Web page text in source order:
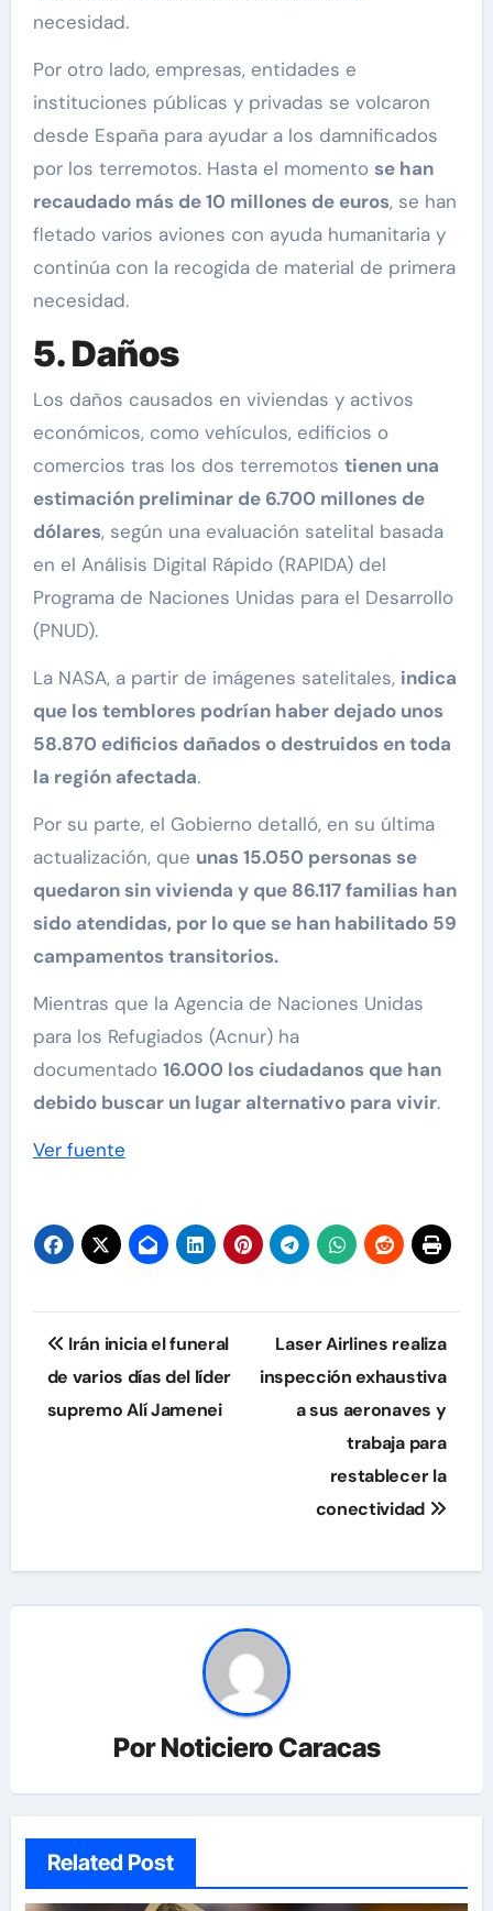
necesidad.
Por otro lado, empresas, entidades e
instituciones públicas y privadas se volcaron
desde España para ayudar a los damnificados
por los terremotos. Hasta el momento se han
recaudado más de 10 millones de euros, se han
fletado varios aviones con ayuda humanitaria y
continúa con la recogida de material de primera
necesidad.
5. Daños
Los daños causados en viviendas y activos
económicos, como vehículos, edificios o
comercios tras los dos terremotos tienen una
estimación preliminar de 6.700 millones de
dólares, según una evaluación satelital basada
en el Análisis Digital Rápido (RAPIDA) del
Programa de Naciones Unidas para el Desarrollo
(PNUD).
La NASA, a partir de imágenes satelitales, indica
que los temblores podrían haber dejado unos
58.870 edificios dañados o destruidos en toda
la región afectada.
Por su parte, el Gobierno detalló, en su última
actualización, que unas 15.050 personas se
quedaron sin vivienda y que 86.117 familias han
sido atendidas, por lo que se han habilitado 59
campamentos transitorios.
Mientras que la Agencia de Naciones Unidas
para los Refugiados (Acnur) ha
documentado 16.000 los ciudadanos que han
debido buscar un lugar alternativo para vivir.
Ver fuente
Navegación
de
entradas
Irán inicia el funeral
de varios días del líder
supremo Alí Jamenei
Laser Airlines realiza
inspección exhaustiva
a sus aeronaves y
trabaja para
restablecer la
conectividad
PorNoticiero Caracas
Related Post